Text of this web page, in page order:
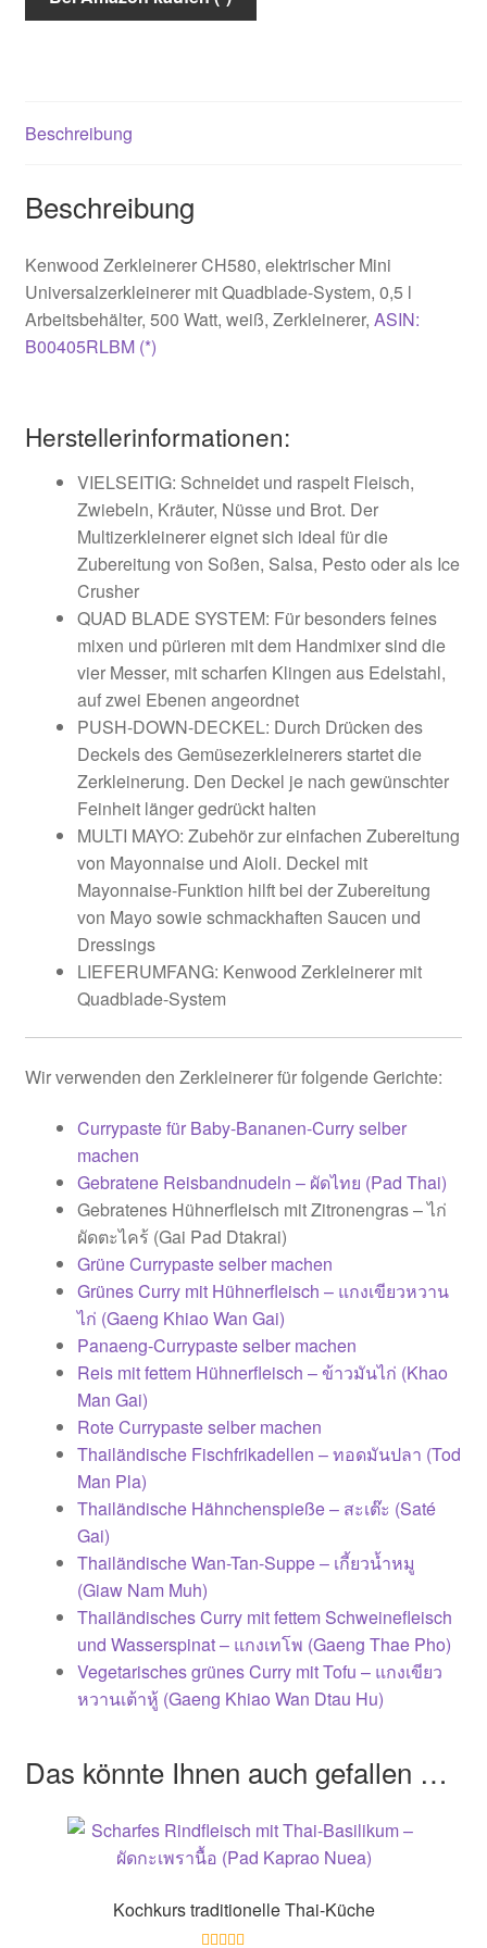
Beschreibung
Beschreibung
Kenwood Zerkleinerer CH580, elektrischer Mini
Universalzerkleinerer mit Quadblade-System, 0,5 l
Arbeitsbehälter, 500 Watt, weiß, Zerkleinerer, ASIN:
B00405RLBM (*)
Herstellerinformationen:
VIELSEITIG: Schneidet und raspelt Fleisch,
Zwiebeln, Kräuter, Nüsse und Brot. Der
Multizerkleinerer eignet sich ideal für die
Zubereitung von Soßen, Salsa, Pesto oder als Ice
Crusher
QUAD BLADE SYSTEM: Für besonders feines
mixen und pürieren mit dem Handmixer sind die
vier Messer, mit scharfen Klingen aus Edelstahl,
auf zwei Ebenen angeordnet
PUSH-DOWN-DECKEL: Durch Drücken des
Deckels des Gemüsezerkleinerers startet die
Zerkleinerung. Den Deckel je nach gewünschter
Feinheit länger gedrückt halten
MULTI MAYO: Zubehör zur einfachen Zubereitung
von Mayonnaise und Aioli. Deckel mit
Mayonnaise-Funktion hilft bei der Zubereitung
von Mayo sowie schmackhaften Saucen und
Dressings
LIEFERUMFANG: Kenwood Zerkleinerer mit
Quadblade-System
Wir verwenden den Zerkleinerer für folgende Gerichte:
Currypaste für Baby-Bananen-Curry selber
machen
Gebratene Reisbandnudeln – ผัดไทย (Pad Thai)
Gebratenes Hühnerfleisch mit Zitronengras – ไก่
ผัดตะไคร้ (Gai Pad Dtakrai)
Grüne Currypaste selber machen
Grünes Curry mit Hühnerfleisch – แกงเขียวหวาน
ไก่ (Gaeng Khiao Wan Gai)
Panaeng-Currypaste selber machen
Reis mit fettem Hühnerfleisch – ข้าวมันไก่ (Khao
Man Gai)
Rote Currypaste selber machen
Thailändische Fischfrikadellen – ทอดมันปลา (Tod
Man Pla)
Thailändische Hähnchenspieße – สะเต๊ะ (Saté
Gai)
Thailändische Wan-Tan-Suppe – เกี้ยวน้ำหมู
(Giaw Nam Muh)
Thailändisches Curry mit fettem Schweinefleisch
und Wasserspinat – แกงเทโพ (Gaeng Thae Pho)
Vegetarisches grünes Curry mit Tofu – แกงเขียว
หวานเต้าหู้ (Gaeng Khiao Wan Dtau Hu)
Das könnte Ihnen auch gefallen …
Kochkurs traditionelle Thai-Küche